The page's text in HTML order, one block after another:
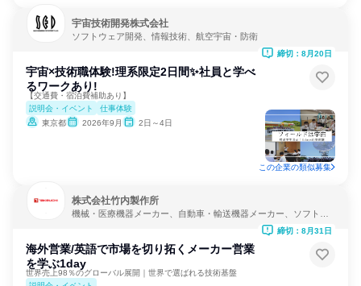
宇宙技術開発株式会社
ソフトウェア開発、情報技術、航空宇宙・防衛
宇宙×技術職体験!理系限定2日間✨社員と学べ
るワークあり!
【交通費・宿泊費補助あり】
説明会・イベント
仕事体験
東京都
2026年9月 2日～4日
締切：8月20日
この企業の類似募集
株式会社竹内製作所
機械・医療機器メーカー、自動車・輸送機器メーカー、ソフトウ
海外営業/英語で市場を切り拓くメーカー営業
を学ぶ1day
世界売上98％のグローバル展開｜世界で選ばれる技術基盤
締切：8月31日